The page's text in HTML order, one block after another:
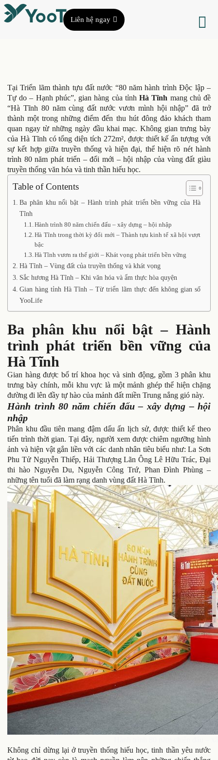
Liên hệ ngay
Tại Triển lãm thành tựu đất nước “80 năm hành trình Độc lập –
Tự do – Hạnh phúc”, gian hàng của tỉnhHà Tĩnh mang chủ đề
“Hà Tĩnh 80 năm cùng đất nước vươn mình hội nhập” đã trở
thành một trong những điểm đến thu hút đông đảo khách tham
quan ngay từ những ngày đầu khai mạc. Không gian trưng bày
của Hà Tĩnh có tổng diện tích 272m², được thiết kế ấn tượng với
sự kết hợp giữa truyền thống và hiện đại, thể hiện rõ nét hành
trình 80 năm phát triển – đổi mới – hội nhập của vùng đất giàu
truyền thống văn hóa và tinh thần hiếu học.
Table of Contents
Ba phân khu nổi bật – Hành trình phát triển bền vững của Hà
Tĩnh
Hành trình 80 năm chiến đấu – xây dựng – hội nhập
Hà Tĩnh trong thời kỳ đổi mới – Thành tựu kinh tế xã hội vượt
bậc
Hà Tĩnh vươn ra thế giới – Khát vọng phát triển bền vững
Hà Tĩnh – Vùng đất của truyền thống và khát vọng
Sắc hương Hà Tĩnh – Khi văn hóa và ẩm thực hòa quyện
Gian hàng tỉnh Hà Tĩnh – Từ triển lãm thực đến không gian số
YooLife
Ba phân khu nổi bật – Hành
trình phát triển bền vững của
Hà Tĩnh
Gian hàng được bố trí khoa học và sinh động, gồm 3 phân khu
trưng bày chính, mỗi khu vực là một mảnh ghép thể hiện chặng
đường đi lên đầy tự hào của mảnh đất miền Trung nắng gió này.
Hành trình 80 năm chiến đấu – xây dựng – hội
nhập
Phân khu đầu tiên mang đậm dấu ấn lịch sử, được thiết kế theo
tiến trình thời gian. Tại đây, người xem được chiêm ngưỡng hình
ảnh và hiện vật gắn liền với các danh nhân tiêu biểu như: La Sơn
Phu Tử Nguyễn Thiếp, Hải Thượng Lãn Ông Lê Hữu Trác, Đại
thi hào Nguyễn Du, Nguyễn Công Trứ, Phan Đình Phùng –
những tên tuổi đã làm rạng danh vùng đất Hà Tĩnh.
Không chỉ dừng lại ở truyền thống hiếu học, tinh thần yêu nước